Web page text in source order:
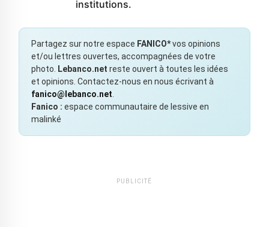
institutions.
Partagez sur notre espace FANICO*vos opinions
et/ou lettres ouvertes, accompagnées de votre
photo.
Lebanco.net reste ouvert à toutes les idées
et opinions. Contactez-nous en nous écrivant à
fanico@lebanco.net
Fanico : espace communautaire de lessive en
malinké
PUBLICITÉ